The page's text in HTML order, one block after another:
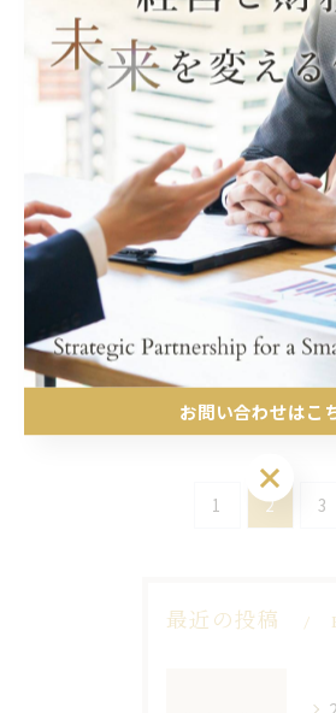
サステナビリティコンサルで将来
ャリアと高収入を実現する転職戦略
2026/04/06
コンサルと倉庫の連携で京都府向日
流最適化を実現するポイント
2026/03/30
クリエイティブコンサルティングの
造とコンサル職で年収1000万円へ
ア戦略
1 2 3
最近の投稿
お問い合わせはこ
お問い合わせはこ